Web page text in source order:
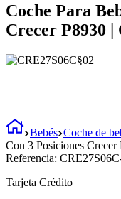
Coche Para
Crecer P8930 |
Bebés Coche de
Con 3 Posiciones
Referencia:
Tarjeta Crédito